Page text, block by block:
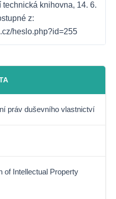
knihovna, 14. 6.
z:
heslo.php?id=255
práv duševního vlastnictví
of Intellectual Property